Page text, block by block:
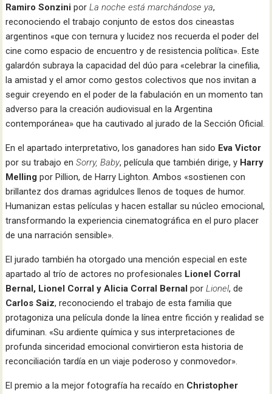
Ramiro Sonzini porLa noche está marchándose ya,
reconociendo el trabajo conjunto de estos dos cineastas
argentinos «que con ternura y lucidez nos recuerda el poder del
cine como espacio de encuentro y de resistencia política». Este
galardón subraya la capacidad del dúo para «celebrar la cinefilia,
la amistad y el amor como gestos colectivos que nos invitan a
seguir creyendo en el poder de la fabulación en un momento tan
adverso para la creación audiovisual en la Argentina
contemporánea» que ha cautivado al jurado de la Sección Oficial.
En el apartado interpretativo, los ganadores han sido Eva Victor
por su trabajo enSorry, Baby, película que también dirige, y Harry
Melling por Pillion, de Harry Lighton. Ambos «sostienen con
brillantez dos dramas agridulces llenos de toques de humor.
Humanizan estas películas y hacen estallar su núcleo emocional,
transformando la experiencia cinematográfica en el puro placer
de una narración sensible».
El jurado también ha otorgado una mención especial en este
apartado al trío de actores no profesionales Lionel Corral
Bernal, Lionel Corral y Alicia Corral Bernal porLionel, de
Carlos Saiz, reconociendo el trabajo de esta familia que
protagoniza una película donde la línea entre ficción y realidad se
difuminan. «Su ardiente química y sus interpretaciones de
profunda sinceridad emocional convirtieron esta historia de
reconciliación tardía en un viaje poderoso y conmovedor».
El premio a la mejor fotografía ha recaído en Christopher